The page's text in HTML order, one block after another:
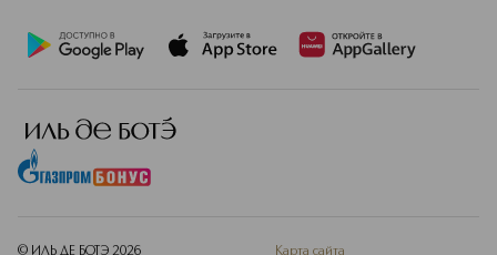
© ИЛЬ ДЕ БОТЭ 2026 Карта сайта